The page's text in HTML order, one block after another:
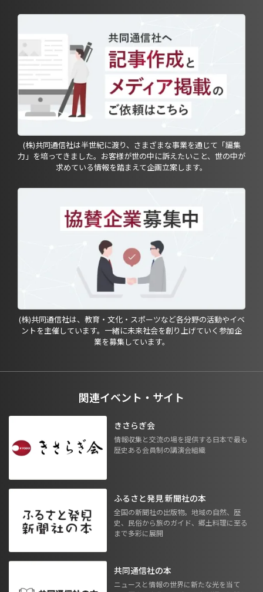
(株)共同通信社は半世紀に渡り、さまざまな事業を通じて「編集
力」を培ってきました。お客様が世の中に訴えたいこと、世の中が
求めている情報を踏まえて企画立案します。
(株)共同通信社は、教育・文化・スポーツなど各分野の活動やイベ
ントを主催しています。一緒に未来社会を創り上げていく参加企
業を募集しています。
関連イベント・サイト
きさらぎ会
情報収集と交流の場を提供する日本で最も
歴史ある会員制の講演会組織
ふるさと発見 新聞社の本
全国の新聞社の出版物。地域の自然、歴
史、民俗から旅のガイド、郷土料理に至る
まで多彩に展開
共同通信社の本
ニュースと情報の世界に新たな光を当て